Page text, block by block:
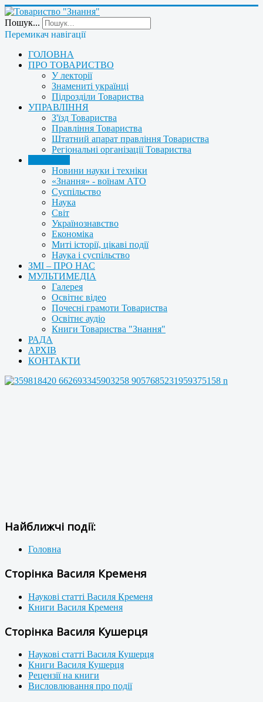
Пошук...
Перемикач навігації
ГОЛОВНА
ПРО ТОВАРИСТВО
У лекторії
Знамениті українці
Підрозділи Товариства
УПРАВЛІННЯ
З'їзд Товариства
Правління Товариства
Штатний апарат правління Товариства
Регіональні організації Товариства
Новини науки і техніки
«Знання» - воїнам АТО
Суспільство
Наука
Світ
Українознавство
Економіка
Миті історії, цікаві події
Наука і суспільство
ЗМІ – ПРО НАС
МУЛЬТИМЕДІА
Галерея
Освітнє відео
Почесні грамоти Товариства
Освітнє аудіо
Книги Товариства "Знання"
РАДА
АРХІВ
КОНТАКТИ
Найближчі події:
Головна
Сторінка Василя Кременя
Наукові статті Василя Кременя
Книги Василя Кременя
Сторінка Василя Кушерця
Наукові статті Василя Кушерця
Книги Василя Кушерця
Рецензії на книги
Висловлювання про події